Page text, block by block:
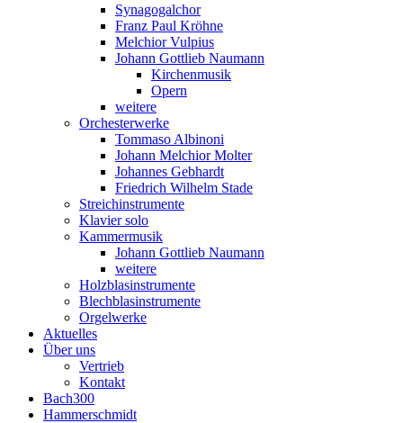
Synagogalchor
Franz Paul Kröhne
Melchior Vulpius
Johann Gottlieb Naumann
Kirchenmusik
Opern
weitere
Orchesterwerke
Tommaso Albinoni
Johann Melchior Molter
Johannes Gebhardt
Friedrich Wilhelm Stade
Streichinstrumente
Klavier solo
Kammermusik
Johann Gottlieb Naumann
weitere
Holzblasinstrumente
Blechblasinstrumente
Orgelwerke
Aktuelles
Über uns
Vertrieb
Kontakt
Bach300
Hammerschmidt